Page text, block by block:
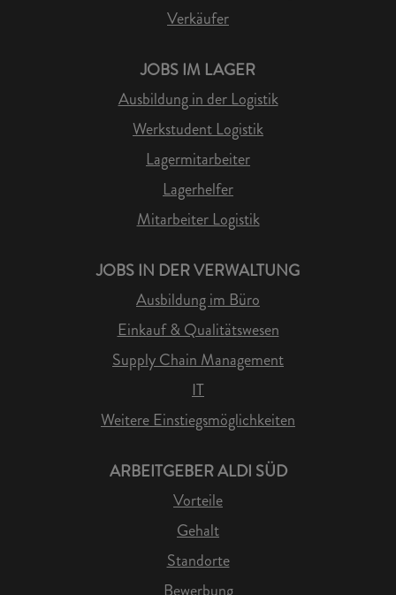
Verkäufer
JOBS IM LAGER
Ausbildung in der Logistik
Werkstudent Logistik
Lagermitarbeiter
Lagerhelfer
Mitarbeiter Logistik
JOBS IN DER VERWALTUNG
Ausbildung im Büro
Einkauf & Qualitätswesen
Supply Chain Management
IT
Weitere Einstiegsmöglichkeiten
ARBEITGEBER ALDI SÜD
Vorteile
Gehalt
Standorte
Bewerbung